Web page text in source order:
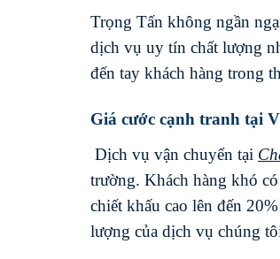
Trọng Tấn không ngần
dịch vụ uy tín chất lượng
đến tay khách hàng trong
Giá cước cạnh tranh tại
Dịch vụ vận chuyển tại
trường. Khách hàng khó
chiết khấu cao lên đến
lượng của dịch vụ chúng